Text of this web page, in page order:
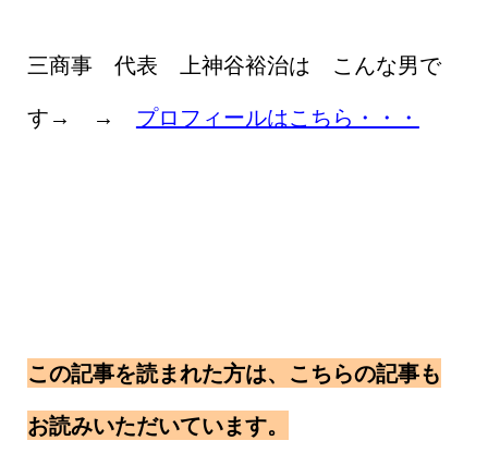
三商事 代表 上神谷裕治は こんな男で
す→ → プロフィールはこちら・・・
この記事を読まれた方は、こちらの記事も
お読みいただいています。